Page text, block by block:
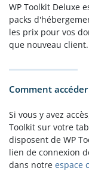
WP Toolkit Deluxe
packs
les prix pour vos
que nouveau client.
Comment
Si vous y avez
Toolkit sur votre
disposent de WP
lien de connexion
dans notre espace